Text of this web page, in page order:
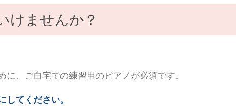
けませんか？
、ご自宅での練習用のピアノが必須です。
てください。